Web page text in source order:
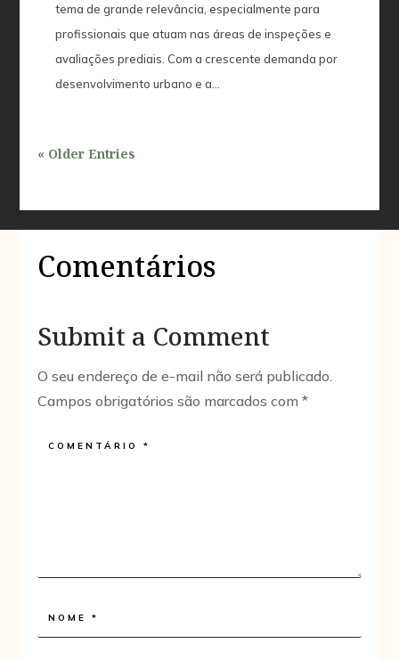
tema de grande relevância, especialmente para
profissionais que atuam nas áreas de inspeções e
avaliações prediais. Com a crescente demanda por
desenvolvimento urbano e a...
« Older Entries
Comentários
Submit a Comment
O seu endereço de e-mail não será publicado.
Campos obrigatórios são marcados com*